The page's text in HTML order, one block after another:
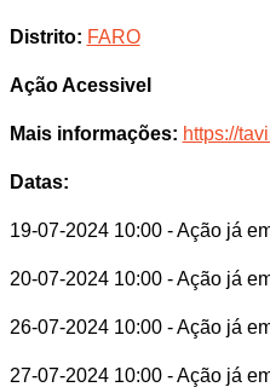
Distrito: FARO
Ação Acessivel
Mais informações: https://
Datas:
19-07-2024 10:00 - Ação já
20-07-2024 10:00 - Ação já
26-07-2024 10:00 - Ação já
27-07-2024 10:00 - Ação já